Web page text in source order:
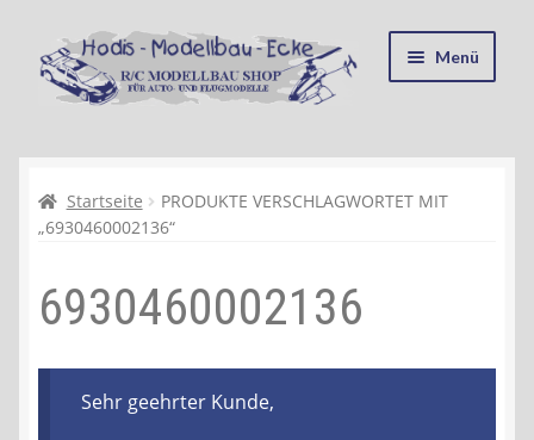
Zur
Navigation
springen
Zum
Inhalt
springen
Menü
Kasse
Recycling, Entsorgung und Umwelt
Shop
Startseite
PRODUKTE VERSCHLAGWORTET MIT
„6930460002136“
6930460002136
Sehr geehrter Kunde,